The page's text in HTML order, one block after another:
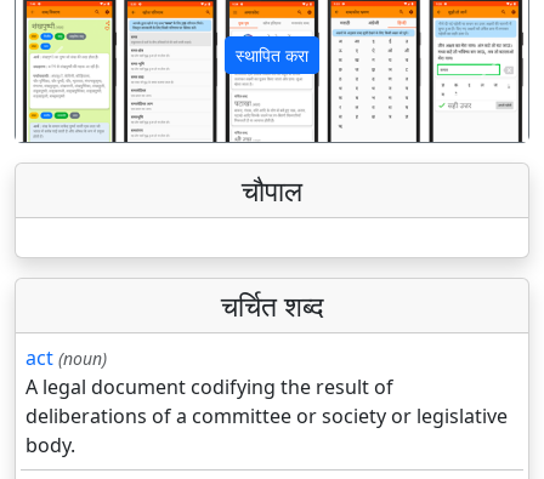
स्थापित करा
पिछला अगला
चौपाल
चर्चित शब्द
act (noun)
A legal document codifying the result of
deliberations of a committee or society or legislative
body.